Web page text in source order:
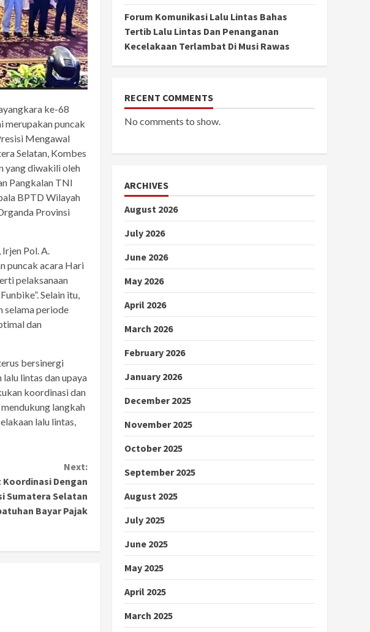
ke-68
merupakan puncak
Mengawal
Selatan, Kombes
yang diwakili oleh
Pangkalan TNI
BPTD Wilayah
Provinsi
Pol. A.
puncak acara Hari
pelaksanaan
Selain itu,
selama periode
dan
bersinergi
lintas dan upaya
koordinasi dan
langkah
lalu lintas,
Next:
Dengan
Sumatera Selatan
Bayar Pajak
Forum Komunikasi Lalu Lintas Bahas
Tertib Lalu Lintas Dan Penanganan
Kecelakaan Terlambat Di Musi Rawas
RECENT COMMENTS
No comments to show.
ARCHIVES
August 2026
July 2026
June 2026
May 2026
April 2026
March 2026
February 2026
January 2026
December 2025
November 2025
October 2025
September 2025
August 2025
July 2025
June 2025
May 2025
April 2025
March 2025